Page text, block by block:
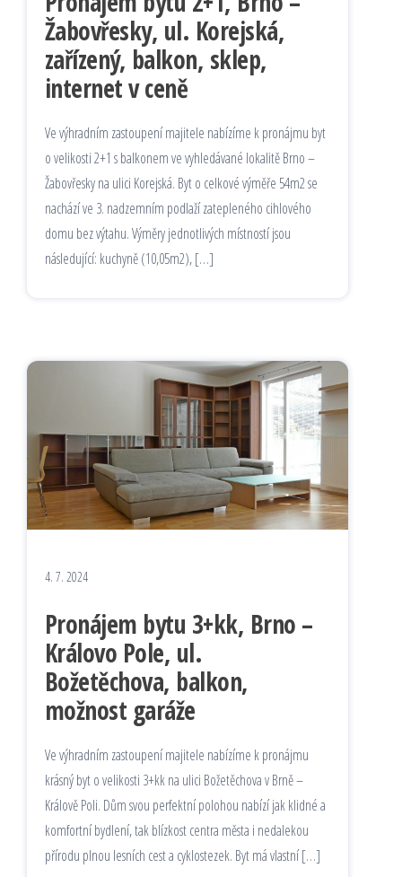
Žabovřesky, ul. Korejská,
zařízený, balkon, sklep,
internet v ceně
Ve výhradním zastoupení majitele nabízíme k pronájmu byt
o velikosti 2+1 s balkonem ve vyhledávané lokalitě Brno –
Žabovřesky na ulici Korejská. Byt o celkové výměře 54m2 se
nachází ve 3. nadzemním podlaží zatepleného cihlového
domu bez výtahu. Výměry jednotlivých místností jsou
následující: kuchyně (10,05m2), […]
4. 7. 2024
Pronájem bytu 3+kk, Brno –
Královo Pole, ul.
Božetěchova, balkon,
možnost garáže
Ve výhradním zastoupení majitele nabízíme k pronájmu
krásný byt o velikosti 3+kk na ulici Božetěchova v Brně –
Králově Poli. Dům svou perfektní polohou nabízí jak klidné a
komfortní bydlení, tak blízkost centra města i nedalekou
přírodu plnou lesních cest a cyklostezek. Byt má vlastní […]